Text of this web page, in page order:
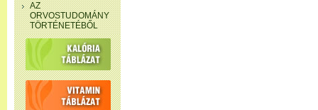
AZ
ORVOSTUDOMÁNY
TÖRTÉNETÉBŐL